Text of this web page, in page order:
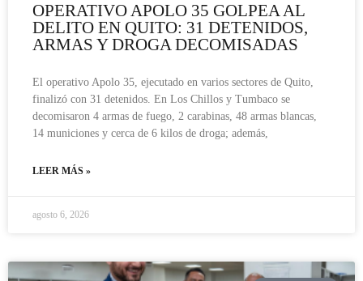
OPERATIVO APOLO 35 GOLPEA AL
DELITO EN QUITO: 31 DETENIDOS,
ARMAS Y DROGA DECOMISADAS
El operativo Apolo 35, ejecutado en varios sectores de Quito,
finalizó con 31 detenidos. En Los Chillos y Tumbaco se
decomisaron 4 armas de fuego, 2 carabinas, 48 armas blancas,
14 municiones y cerca de 6 kilos de droga; además,
LEER MÁS »
agosto 6, 2026